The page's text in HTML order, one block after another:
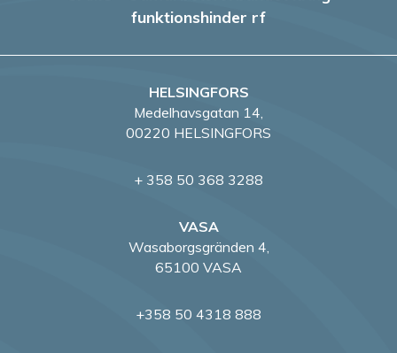
funktionshinder rf
HELSINGFORS
Medelhavsgatan 14,
00220 HELSINGFORS
+ 358 50 368 3288
VASA
Wasaborgsgränden 4,
65100 VASA
+358 50 4318 888